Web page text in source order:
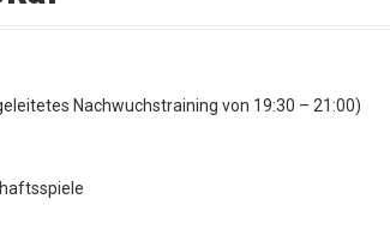
Nachwuchstraining von 19:30 – 21:00)